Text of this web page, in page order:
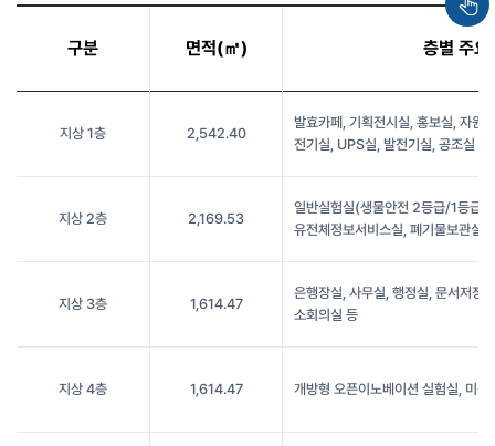
구분 면적(㎡) 층별 주요
지상 1층 2,542.40
발효카페, 기획전시실, 홍보실, 자원
전기실, UPS실, 발전기실, 공조실 등
지상 2층 2,169.53
일반실험실(생물안전 2등급/1등급),
유전체정보서비스실, 폐기물보관실
지상 3층 1,614.47
은행장실, 사무실, 행정실, 문서저장
소회의실 등
지상 4층 1,614.47 개방형 오픈이노베이션 실험실, 미생